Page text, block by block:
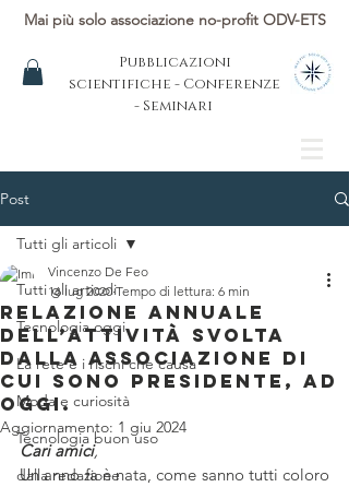
Mai più solo associazione no-profit ODV-ETS
Pubblicazioni
scientifiche - Conferenze
- Seminari
Post
Tutti gli articoli
Tecnologia oggi
La rete e i rischi che causa
Moda e curiosità
Tecnologia buon uso
dalla redazione
Tutti gli articoli
Relazione annuale
dell’attività svolta
dalla Associazione di
cui sono Presidente, ad
oggi.
Vincenzo De Feo
16 lug 2020 Tempo di lettura: 6 min
Aggiornamento: 1 giu 2024
Cari amici,
Un anno fa è nata, come sanno tutti coloro